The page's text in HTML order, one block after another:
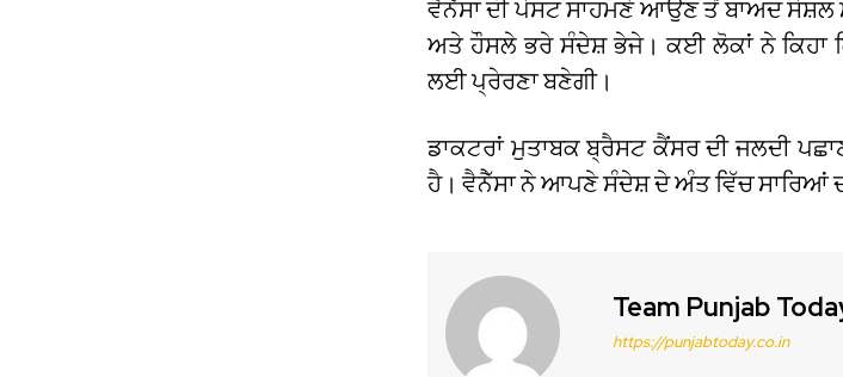
ਵੈਨੈੱਸਾ ਦੀ ਪੋਸਟ ਸਾਹਮਣੇ ਆਉਣ ਤੋਂ ਬਾਅਦ
ਅਤੇ ਹੌਸਲੇ ਭਰੇ ਸੰਦੇਸ਼ ਭੇਜੇ। ਕਈ ਲੋਕਾਂ ਨੇ ਕਿਹਾ
ਲਈ ਪ੍ਰੇਰਣਾ ਬਣੇਗੀ।
ਡਾਕਟਰਾਂ ਮੁਤਾਬਕ ਬ੍ਰੈਸਟ ਕੈਂਸਰ ਦੀ ਜਲਦੀ
ਹੈ। ਵੈਨੈੱਸਾ ਨੇ ਆਪਣੇ ਸੰਦੇਸ਼ ਦੇ ਅੰਤ ਵਿੱਚ ਸਾਰਿਆਂ
Team Punjab
https://punjabtoday.co.in